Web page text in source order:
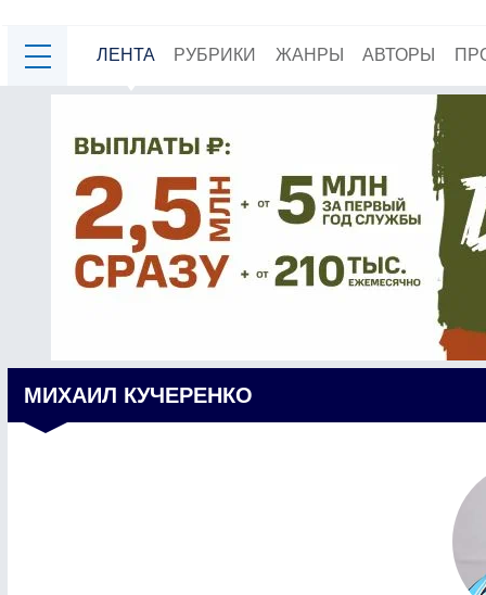
ЛЕНТА РУБРИКИ ЖАНРЫ АВТОРЫ
МИХАИЛ КУЧЕРЕНКО